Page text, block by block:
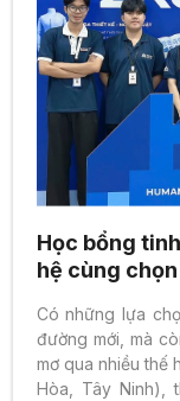
Học bổng
hệ cùng
Có những lựa
đường mới, mà
mơ qua nhiều thế
Hòa, Tây Ninh),